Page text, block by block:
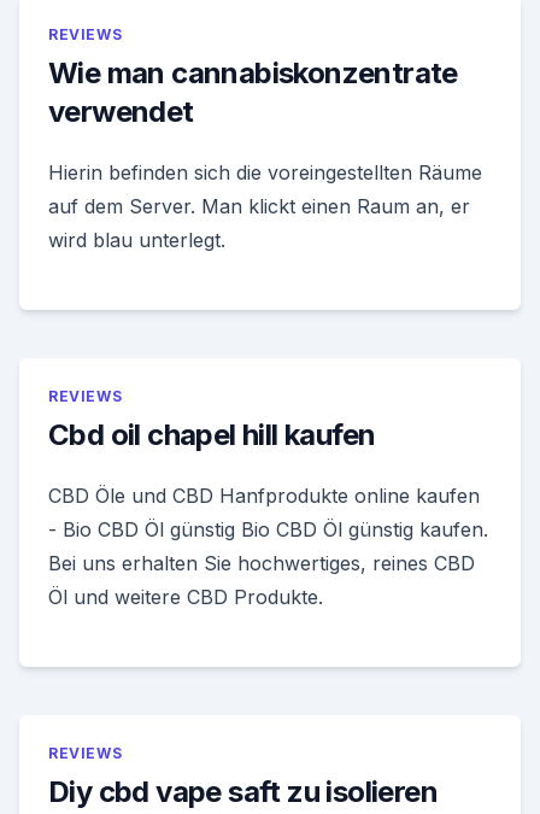
REVIEWS
Wie man cannabiskonzentrate
verwendet
Hierin befinden sich die voreingestellten Räume
auf dem Server. Man klickt einen Raum an, er
wird blau unterlegt.
REVIEWS
Cbd oil chapel hill kaufen
CBD Öle und CBD Hanfprodukte online kaufen
- Bio CBD Öl günstig Bio CBD Öl günstig kaufen.
Bei uns erhalten Sie hochwertiges, reines CBD
Öl und weitere CBD Produkte.
REVIEWS
Diy cbd vape saft zu isolieren